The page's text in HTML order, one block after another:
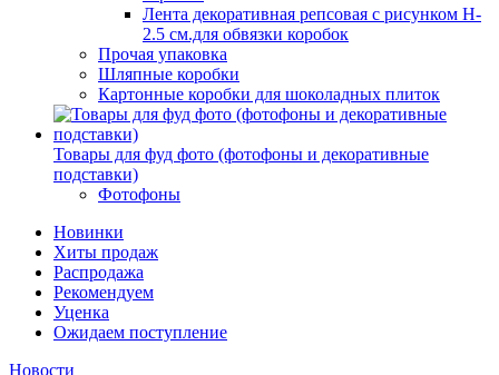
Лента декоративная репсовая с рисунком H-
2.5 см.для обвязки коробок
Прочая упаковка
Шляпные коробки
Картонные коробки для шоколадных плиток
Товары для фуд фото (фотофоны и декоративные
подставки)
Фотофоны
Новинки
Хиты продаж
Распродажа
Рекомендуем
Уценка
Ожидаем поступление
Новости